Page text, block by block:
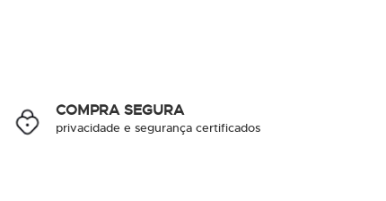
COMPRA SEGURA
privacidade e segurança certificados